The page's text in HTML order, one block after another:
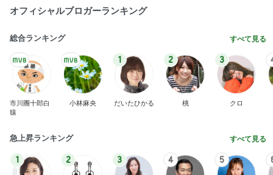
オフィシャルブロガーランキング
総合ランキング すべて見る
市川團十郎白
猿
1 2 3
急上昇ランキング すべて見る
1 2 3 4 5